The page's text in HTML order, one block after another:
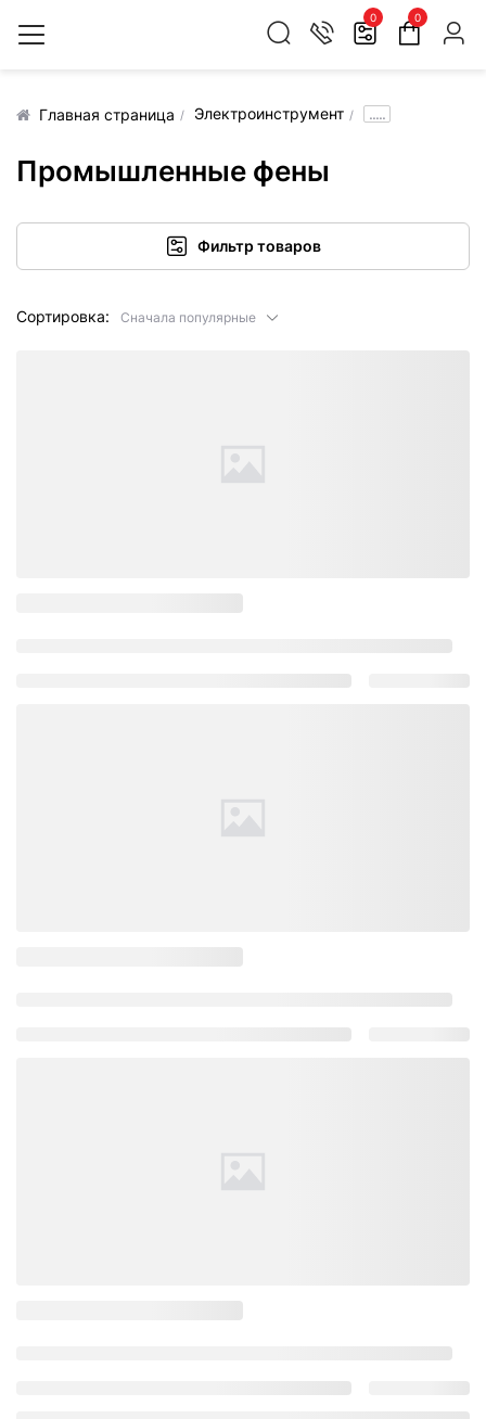
0 0
Главная страница Электроинструмент .....
Промышленные фены
Фильтр товаров
Сортировка: Сначала популярные